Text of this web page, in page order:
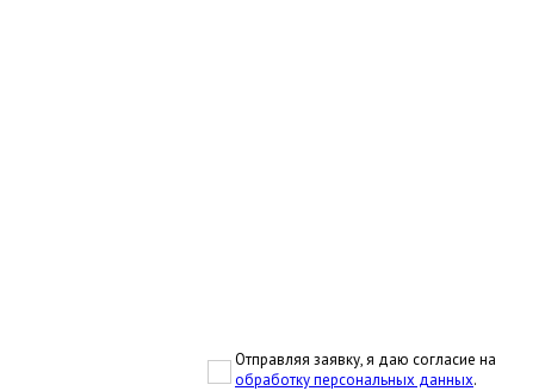
Отправляя заявку, я даю согласие на
обработку персональных данных.